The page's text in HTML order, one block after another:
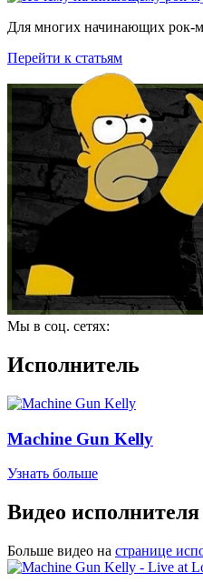
Для многих начинающих рок-
Перейти к статьям
Мы в соц. сетях:
Исполнитель
Machine Gun Kelly
Узнать больше
Видео исполнителя
Больше видео на странице